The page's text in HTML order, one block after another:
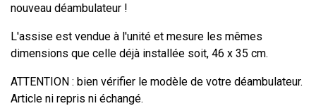
nouveau déambulateur !
L'assise est vendue à l'unité et mesure les mêmes
dimensions que celle déjà installée soit, 46 x 35 cm.
ATTENTION : bien vérifier le modèle de votre déambulateur.
Article ni repris ni échangé.